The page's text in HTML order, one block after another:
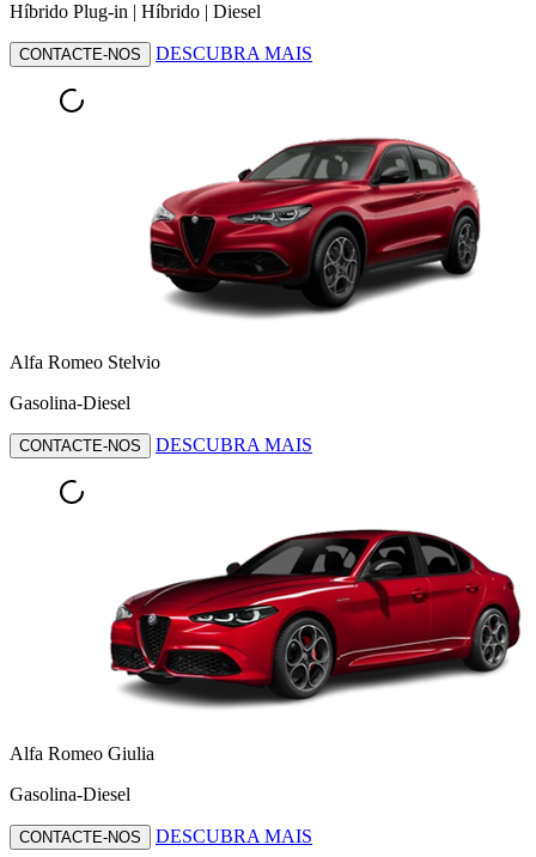
Híbrido Plug-in | Híbrido | Diesel
CONTACTE-NOS DESCUBRA MAIS
Alfa Romeo Stelvio
Gasolina-Diesel
CONTACTE-NOS DESCUBRA MAIS
Alfa Romeo Giulia
Gasolina-Diesel
CONTACTE-NOS DESCUBRA MAIS